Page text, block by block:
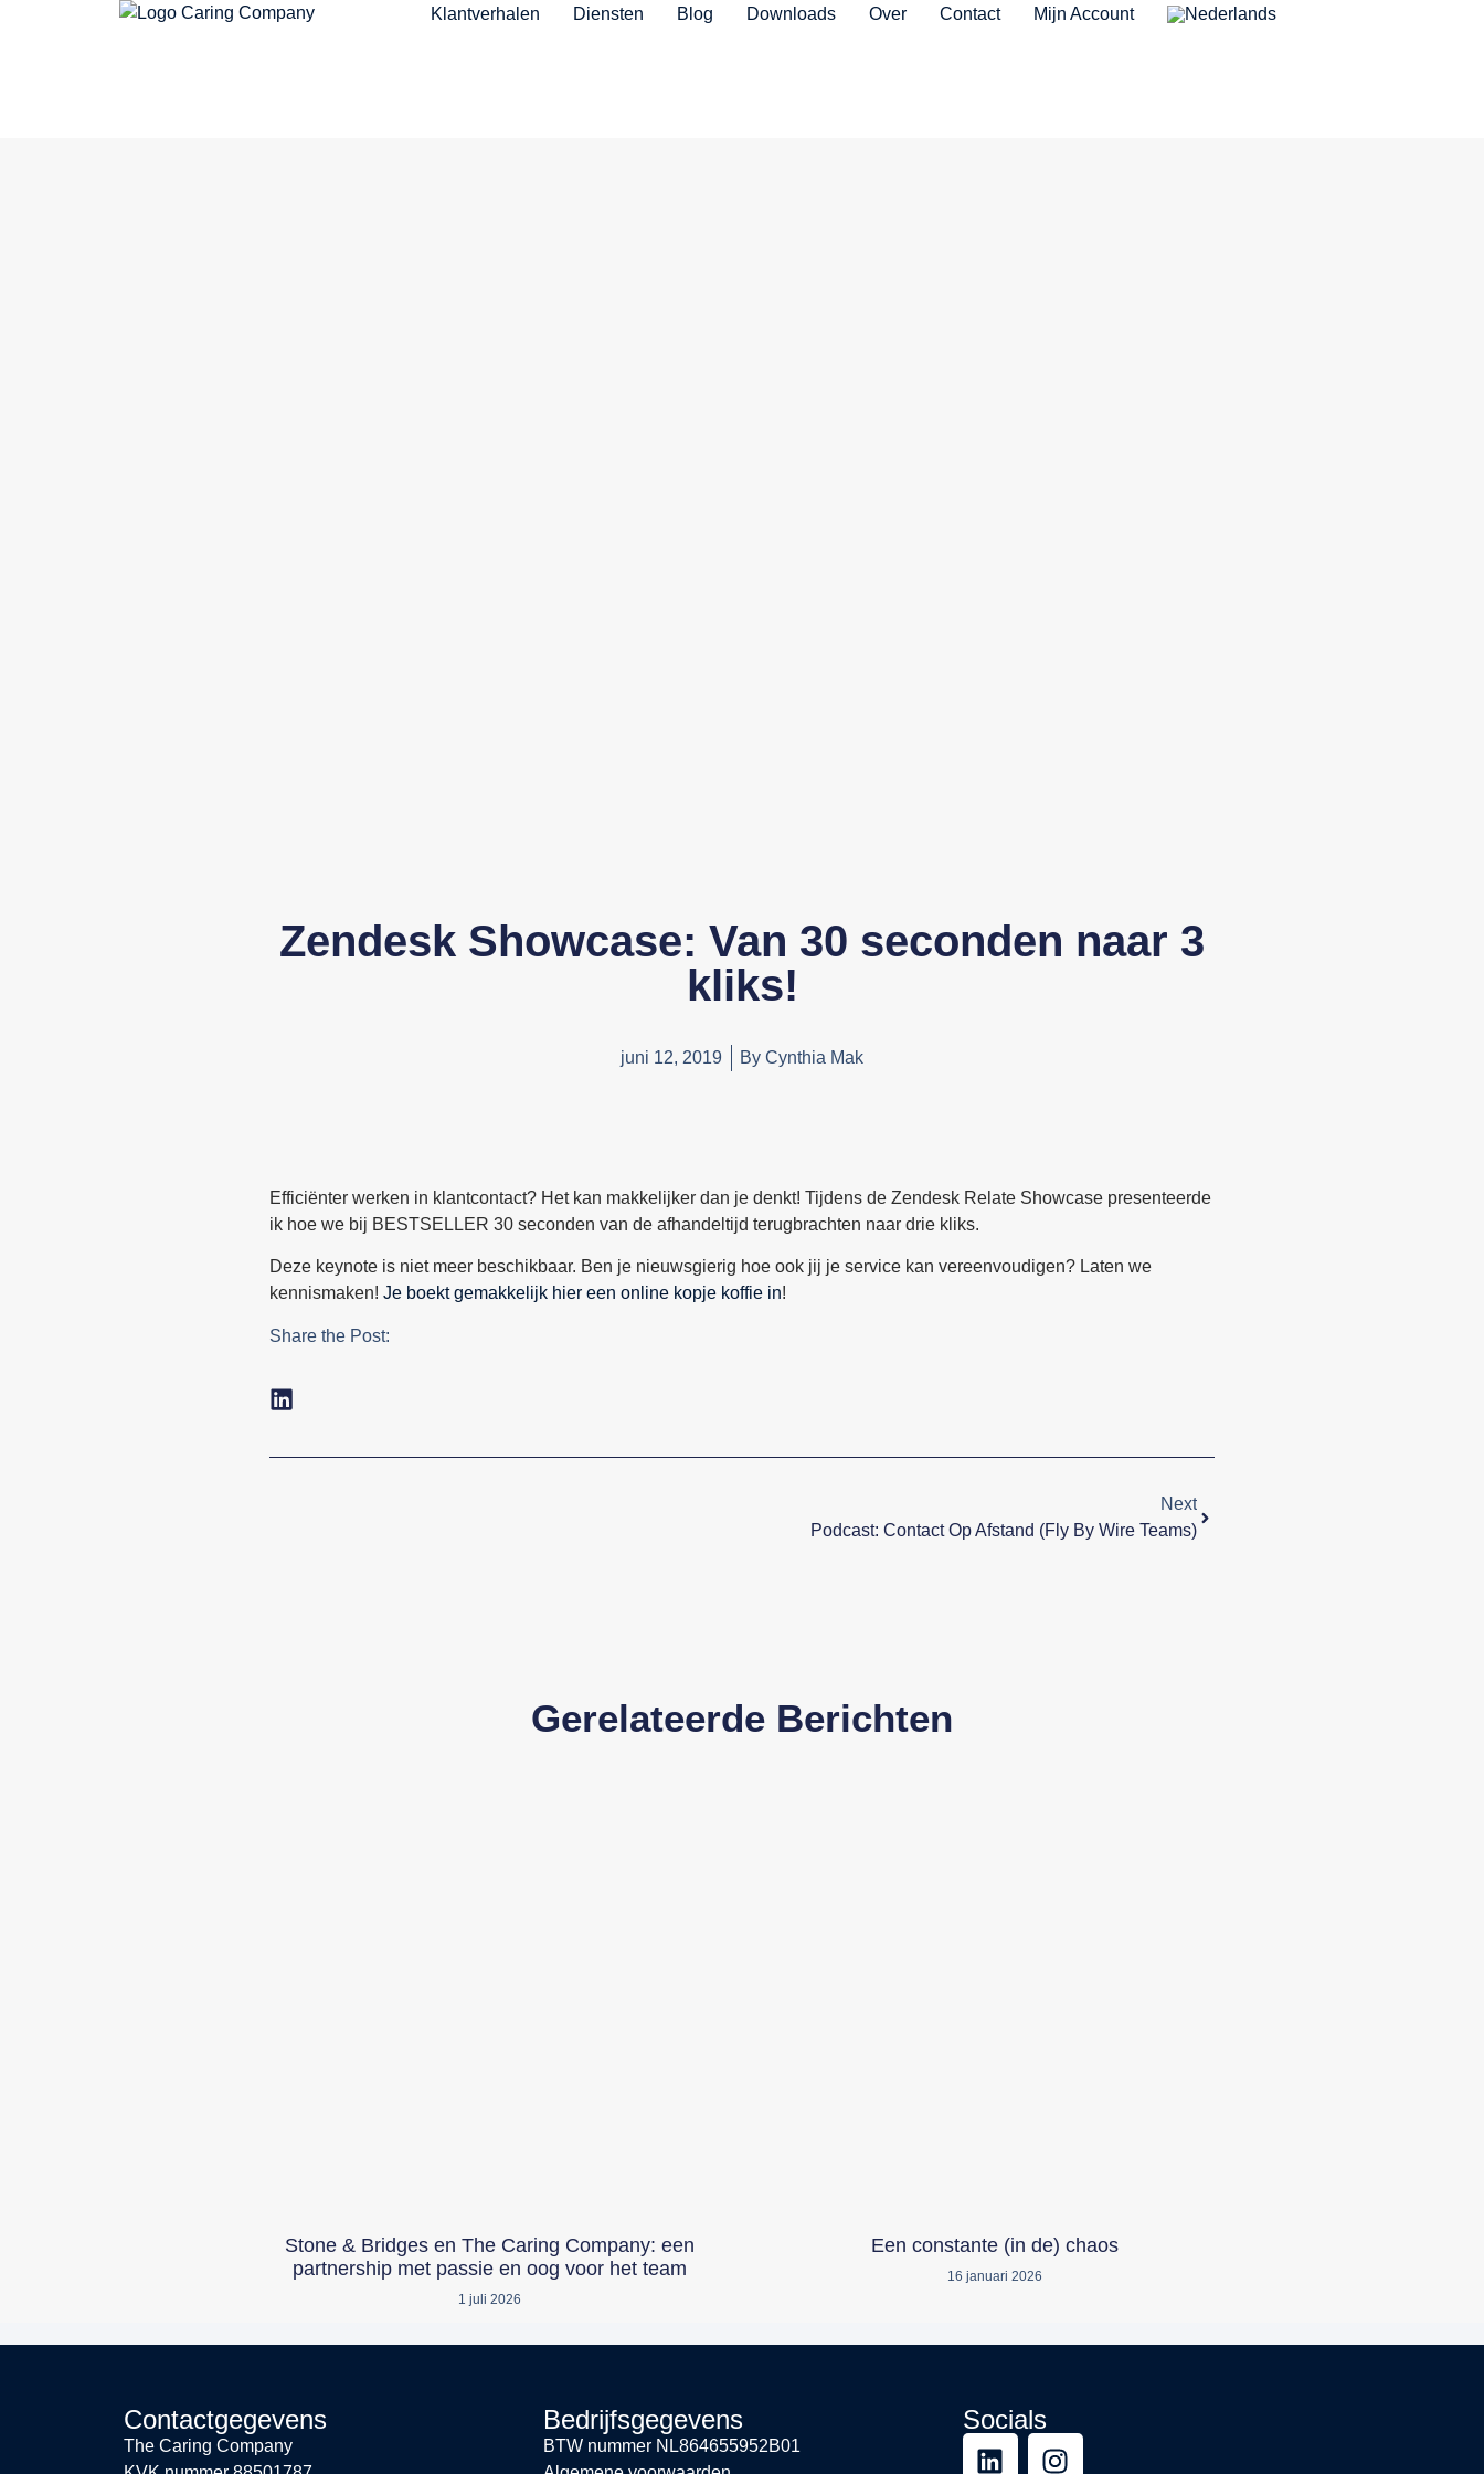
Klantverhalen Diensten Blog Downloads Over Contact Mijn Account
Zendesk Showcase: Van 30 seconden naar 3
kliks!
juni 12, 2019 By Cynthia Mak
Efficiënter werken in klantcontact? Het kan makkelijker dan je denkt! Tijdens de Zendesk Relate Showcase presenteerde
ik hoe we bij BESTSELLER 30 seconden van de afhandeltijd terugbrachten naar drie kliks.
Deze keynote is niet meer beschikbaar. Ben je nieuwsgierig hoe ook jij je service kan vereenvoudigen? Laten we
kennismaken! Je boekt gemakkelijk hier een online kopje koffie in!
Share the Post:
Next
Podcast: Contact Op Afstand (Fly By Wire Teams)
Gerelateerde Berichten
Stone & Bridges en The Caring Company: een
partnership met passie en oog voor het team
1 juli 2026
Een constante (in de) chaos
16 januari 2026
Contactgegevens
The Caring Company
Bedrijfsgegevens
BTW nummer NL864655952B01
Socials